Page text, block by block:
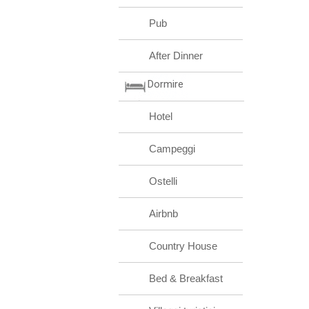
Pub
After Dinner
Dormire
Hotel
Campeggi
Ostelli
Airbnb
Country House
Bed & Breakfast